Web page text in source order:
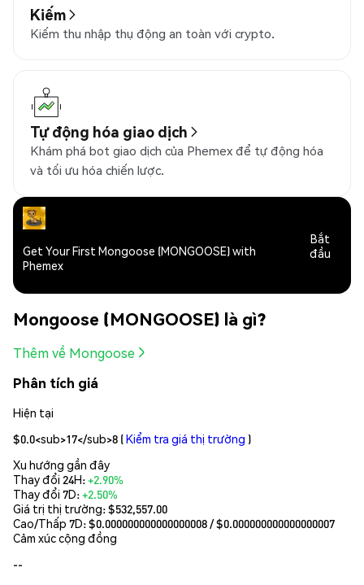
Kiếm
Kiếm thu nhập thụ động an toàn với crypto.
Tự động hóa giao dịch
Khám phá bot giao dịch của Phemex để tự động hóa
và tối ưu hóa chiến lược.
Get Your First Mongoose (MONGOOSE) with
Phemex
Bắt
đầu
Mongoose (MONGOOSE) là gì?
Thêm về Mongoose
Phân tích giá
Hiện tại
$0.0<sub>17</sub>8 (Kiểm tra giá thị trường )
Xu hướng gần đây
Thay đổi 24H:+2.90%
Thay đổi 7D:+2.50%
Giá trị thị trường:$532,557.00
Cao/Thấp 7D: $0.000000000000000008 / $0.000000000000000007
Cảm xúc cộng đồng
--